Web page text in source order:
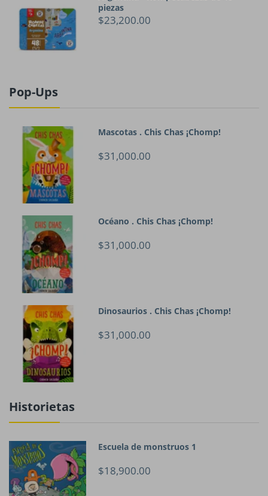
piezas
$23,200.00
Pop-Ups
Mascotas . Chis Chas ¡Chomp!
$31,000.00
Océano . Chis Chas ¡Chomp!
$31,000.00
Dinosaurios . Chis Chas ¡Chomp!
$31,000.00
Historietas
Escuela de monstruos 1
$18,900.00